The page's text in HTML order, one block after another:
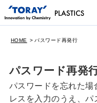
HOME パスワード再発行
パスワード再発
パスワードを忘れた
レスを入力のうえ、パ